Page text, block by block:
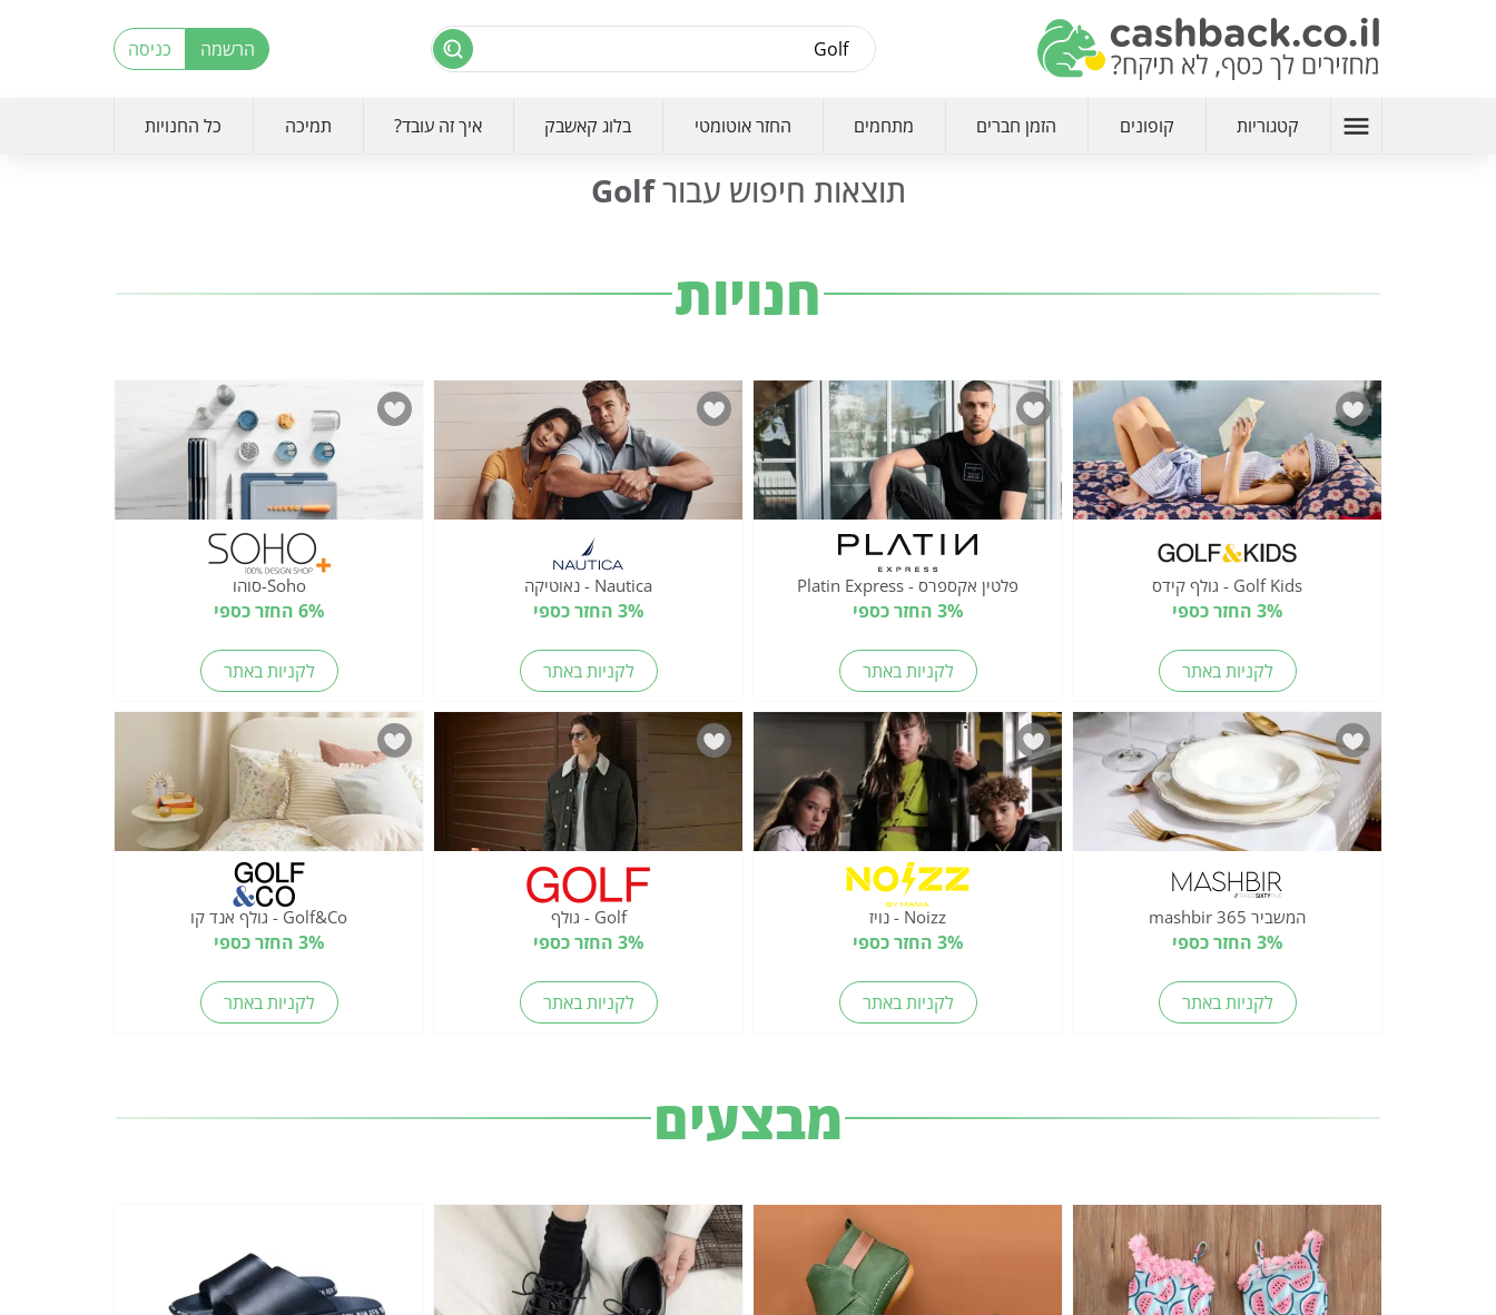
הרשמה כניסה
menu קטגוריות קופונים הזמן חברים מתחמים החזר אוטומטי בלוג קאשבק איך זה עובד? תמיכה כל החנויות
תוצאות חיפוש עבורGolf
חנויות
Golf Kids - גולף קידס
3% החזר כספי
לקניות באתר
פלטין אקספרס - Platin Express
3% החזר כספי
לקניות באתר
Nautica - נאוטיקה
3% החזר כספי
לקניות באתר
Soho-סוהו
6% החזר כספי
לקניות באתר
המשביר 365 mashbir
3% החזר כספי
לקניות באתר
Noizz - נויז
3% החזר כספי
לקניות באתר
Golf - גולף
3% החזר כספי
לקניות באתר
Golf&Co - גולף אנד קו
3% החזר כספי
לקניות באתר
מבצעים